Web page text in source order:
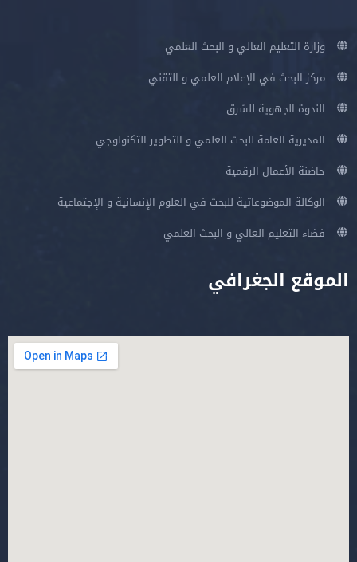
وزارة التعليم العالي و البحث العلمي
مركز البحث في الإعلام العلمي و التقني
الندوة الجهوية للشرق
المديرية العامة للبحث العلمي و التطوير التكنولوجي
حاضنة الأعمال الرقمية
الوكالة الموضوعاتية للبحث في العلوم الإنسانية و الإجتماعية
فضاء التعليم العالي و البحث العلمي
الموقع الجغرافي